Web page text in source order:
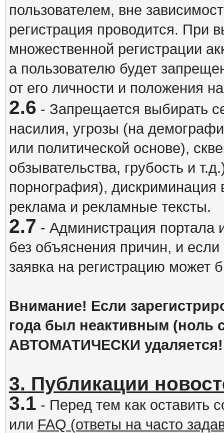
пользователем, вне
регистрация проводится. При
множественной регистрации
а пользователю будет
от его личности и положения
2.6 - Запрещается выбирать
насилия, угрозы (на
или политической основе),
обзывательства, грубость и
порнография),
реклама и рекламные тексты.
2.7 - Администрация портала
без объяснения причин, и
заявка на регистрацию может
Внимание! Если
года был неактивным (ноль
АВТОМАТИЧЕСКИ удаляется!
3. Публикации
3.1 - Перед тем как оставить
или FAQ (ответы на часто